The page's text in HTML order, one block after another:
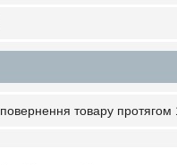
повернення товару протягом